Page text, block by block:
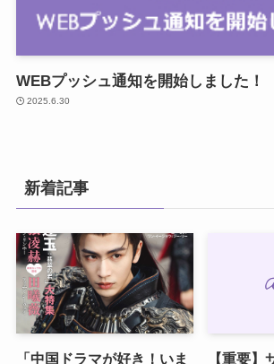
WEBプッシュ通知を開始しました！
2025.6.30
新着記事
「中国ドラマが好き！いま
【重要